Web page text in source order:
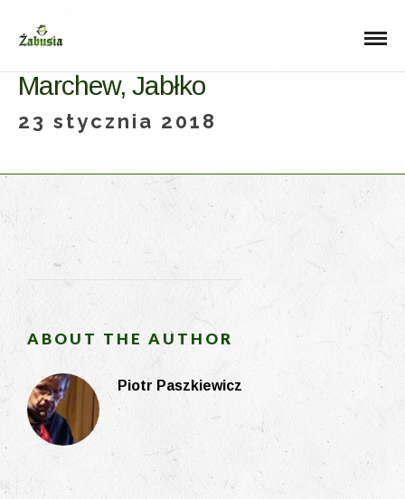
Marchew, Jabłko
23 stycznia 2018
ABOUT THE AUTHOR
Piotr Paszkiewicz